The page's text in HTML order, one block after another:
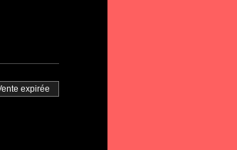
expirée